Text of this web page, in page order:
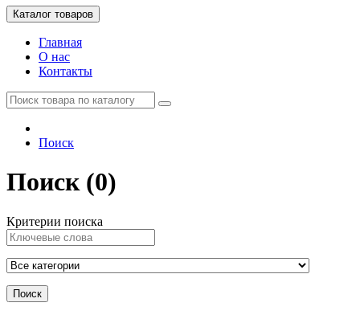
Каталог товаров
Главная
О нас
Контакты
Поиск
Поиск (0)
Критерии поиска